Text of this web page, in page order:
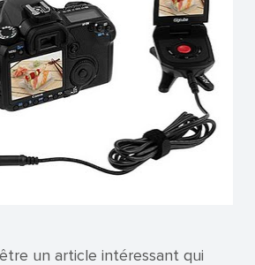
un article intéressant qui